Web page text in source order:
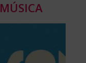
MÚSICA